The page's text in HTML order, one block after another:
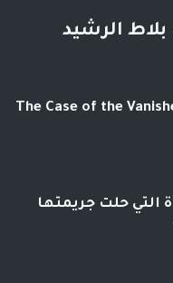
الرشيد
The Case of the
التي حلت جريمتها